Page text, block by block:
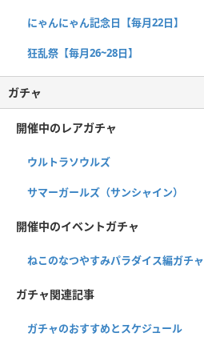
にゃんにゃん記念日【毎月22日】
狂乱祭【毎月26~28日】
ガチャ
開催中のレアガチャ
ウルトラソウルズ
サマーガールズ（サンシャイン）
開催中のイベントガチャ
ねこのなつやすみパラダイス編ガチャ
ガチャ関連記事
ガチャのおすすめとスケジュール